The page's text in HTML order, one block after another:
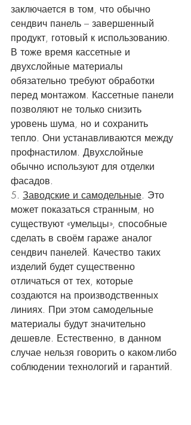
заключается в том, что обычно
сендвич панель – завершенный
продукт, готовый к использованию.
В тоже время кассетные и
двухслойные материалы
обязательно требуют обработки
перед монтажом. Кассетные панели
позволяют не только снизить
уровень шума, но и сохранить
тепло. Они устанавливаются между
профнастилом. Двухслойные
обычно используют для отделки
фасадов.
5. Заводские и самодельные. Это
может показаться странным, но
существуют «умельцы», способные
сделать в своём гараже аналог
сендвич панелей. Качество таких
изделий будет существенно
отличаться от тех, которые
создаются на производственных
линиях. При этом самодельные
материалы будут значительно
дешевле. Естественно, в данном
случае нельзя говорить о каком-либо
соблюдении технологий и гарантий.